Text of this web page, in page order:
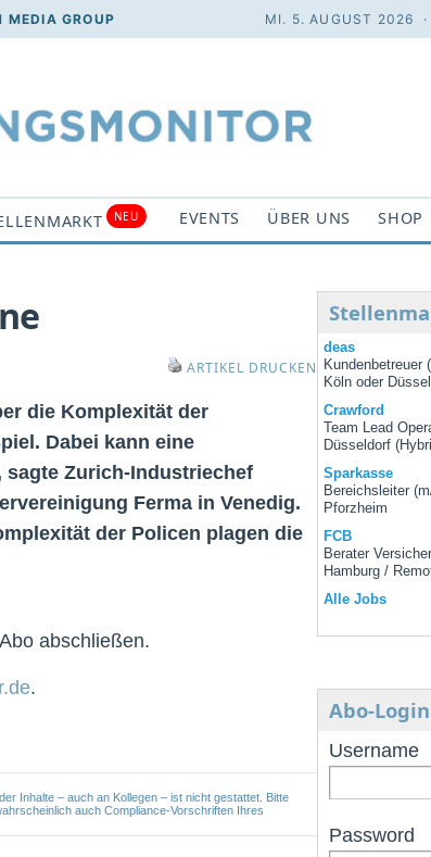
MEDIA GROUP MI. 5. AUGUST 2026 ·
NEU EVENTS ÜBER UNS SHOP
ARTIKEL DRUCKEN
die Komplexität der
Dabei kann eine
sagte Zurich-Industriechef
Ferma in Venedig.
der Policen plagen die
abschließen.
.
Inhalte – auch an Kollegen – ist nicht gestattet. Bitte
auch Compliance-Vorschriften Ihres
deas
Kundenbetreuer
Köln oder
Crawford
Team Lead
Düsseldorf
Sparkasse
Bereichsleiter
Pforzheim
FCB
Berater
Hamburg /
Alle Jobs
Abo-Login
Username
Password